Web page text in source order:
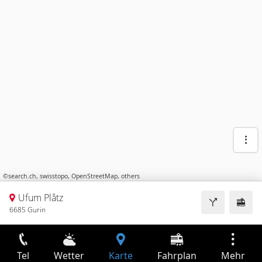
©search.ch, swisstopo, OpenStreetMap, others
Ufum Plåtz
6685 Gurin
Tel Wetter Karte Fahrplan Mehr